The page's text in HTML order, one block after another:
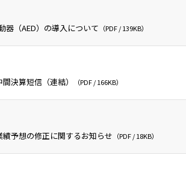
JP EN
器（AED）の導入について （PDF / 139KB）
決算短信（連結）
（PDF / 166KB）
予想の修正に関するお知らせ （PDF / 18KB）